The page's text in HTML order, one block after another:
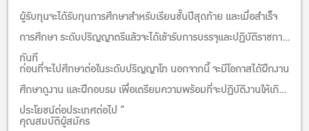
ผู้รับทุนจะได้รับทุนการศึกษาสำหรับเรียนชั้นปีสุดท้าย และเมื่อสำเร็จ
การศึกษา ระดับปริญญาตรีแล้วจะได้เข้ารับการบรรจุและปฏิบัติราชการ
ทันที
ก่อนที่จะไปศึกษาต่อในระดับปริญญาโท นอกจากนี้ จะมีโอกาสได้ฝึกงาน
ศึกษาดูงาน และฝึกอบรม เพื่อเตรียมความพร้อมที่จะปฏิบัติงานให้เกิด
ประโยชน์ต่อประเทศต่อไป ”
คุณสมบัติผู้สมัคร